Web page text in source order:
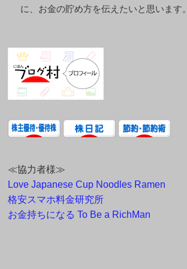
に、お金の貯め方を伝えたいと思います。
≪協力者様≫
Love Japanese Cup Noodles Ramen
格安スマホ料金研究所
お金持ちになる To Be a RichMan